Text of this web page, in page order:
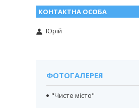
Юрій
ФОТОГАЛЕРЕЯ
"Чисте місто"